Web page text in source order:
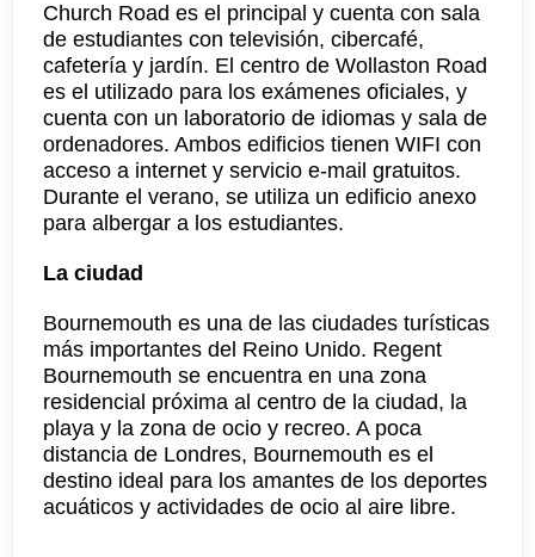
Church Road es el principal y cuenta con sala
de estudiantes con televisión, cibercafé,
cafetería y jardín. El centro de Wollaston Road
es el utilizado para los exámenes oficiales, y
cuenta con un laboratorio de idiomas y sala de
ordenadores. Ambos edificios tienen WIFI con
acceso a internet y servicio e-mail gratuitos.
Durante el verano, se utiliza un edificio anexo
para albergar a los estudiantes.
La ciudad
Bournemouth es una de las ciudades turísticas
más importantes del Reino Unido. Regent
Bournemouth se encuentra en una zona
residencial próxima al centro de la ciudad, la
playa y la zona de ocio y recreo. A poca
distancia de Londres, Bournemouth es el
destino ideal para los amantes de los deportes
acuáticos y actividades de ocio al aire libre.